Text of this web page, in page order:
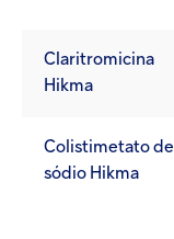
Claritromicina
Hikma
Colistimetato de
sódio Hikma